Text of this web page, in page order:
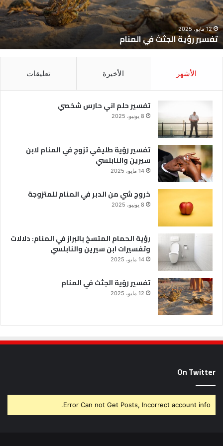
12 مايو، 2025
تفسير رؤية الجثث في المنام
الأشهر الأخيرة تعليقات
تفسير حلم اني حارس شخصي
8 يونيو، 2025
تفسير رؤية طليقي تزوج في المنام لابن
سيرين والنابلسي
14 مايو، 2025
خروج شي من الدبر في المنام للمتزوجة
8 يونيو، 2025
رؤية الحمام المتسخ بالبراز في المنام: دلالات
وتفسيرات ابن سيرين والنابلسي
14 مايو، 2025
تفسير رؤية الجثث في المنام
12 مايو، 2025
On Twitter
Error Can not Get Posts, Incorrect account info.